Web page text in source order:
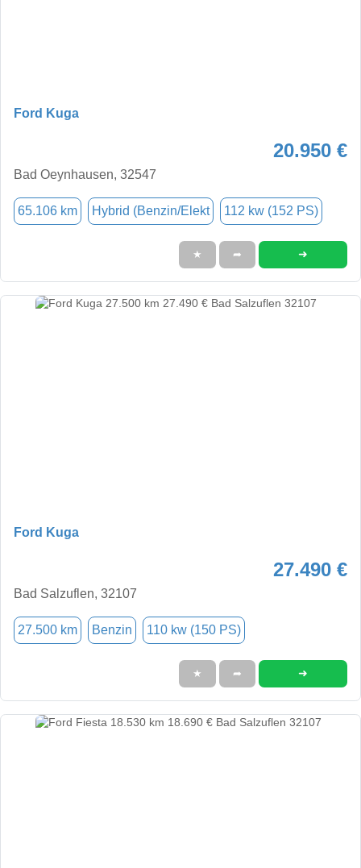
Ford Kuga
20.950 €
Bad Oeynhausen, 32547
65.106 km Hybrid (Benzin/Elekt 112 kw (152 PS)
★ ➦ ➜
Ford Kuga
27.490 €
Bad Salzuflen, 32107
27.500 km Benzin 110 kw (150 PS)
★ ➦ ➜